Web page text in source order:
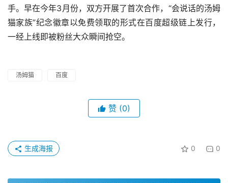
手。早在今年3月份，双方开展了首次合作，“会说话的汤姆
猫家族”纪念徽章以免费领取的形式在百度超级链上发行，
一经上线即被粉丝大众瞬间抢空。
汤姆猫 百度
赞 (0)
0 0
生成海报